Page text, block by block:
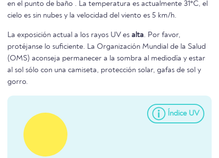
en el punto de baño . La temperatura es actualmente 31°C, el
cielo es sin nubes y la velocidad del viento es 5 km/h.
La exposición actual a los rayos UV es alta. Por favor,
protéjanse lo suficiente. La Organización Mundial de la Salud
(OMS) aconseja permanecer a la sombra al mediodía y estar
al sol sólo con una camiseta, protección solar, gafas de sol y
gorro.
Índice UV